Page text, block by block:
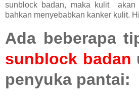
sunblock badan, maka kulit akan
bahkan menyebabkan kanker kulit.
Ada beberapa
sunblock badan
penyuka pantai: